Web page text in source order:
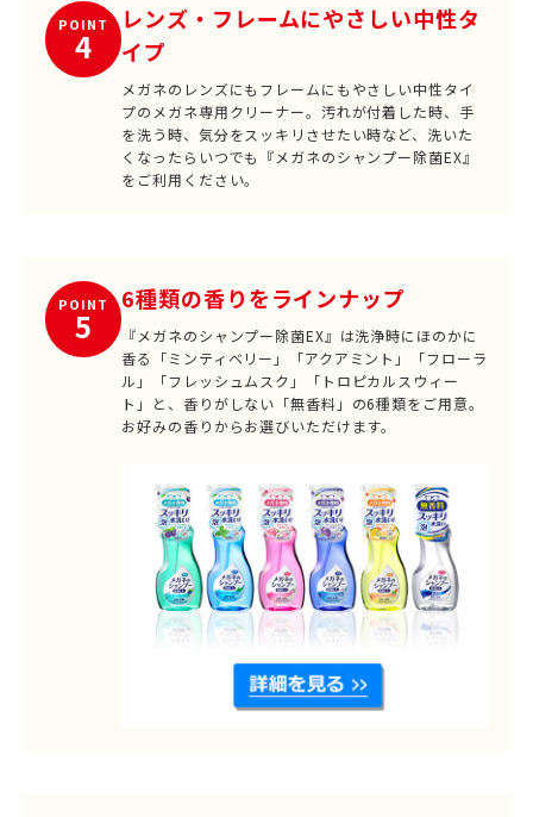
POINT
4
レンズ・フレームにやさしい中性タ
イプ
メガネのレンズにもフレームにもやさしい中性タイ
プのメガネ専用クリーナー。汚れが付着した時、手
を洗う時、気分をスッキリさせたい時など、洗いた
くなったらいつでも『メガネのシャンプー除菌EX』
をご利用ください。
POINT
5
6種類の香りをラインナップ
『メガネのシャンプー除菌EX』は洗浄時にほのかに
香る「ミンティベリー」「アクアミント」「フローラ
ル」「フレッシュムスク」「トロピカルスウィー
ト」と、香りがしない「無香料」の6種類をご用意。
お好みの香りからお選びいただけます。